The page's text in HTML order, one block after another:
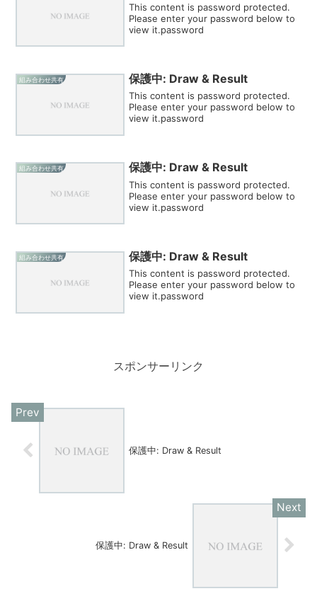
This content is password protected.
Please enter your password below to
view it.password
組み合わせ共有 保護中: Draw & Result
This content is password protected.
Please enter your password below to
view it.password
組み合わせ共有 保護中: Draw & Result
This content is password protected.
Please enter your password below to
view it.password
組み合わせ共有 保護中: Draw & Result
This content is password protected.
Please enter your password below to
view it.password
スポンサーリンク
保護中: Draw & Result
保護中: Draw & Result